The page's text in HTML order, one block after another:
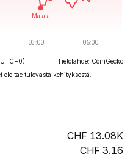
Tietolähde: CoinGecko
tae tulevasta kehityksestä.
13.08K
3.16